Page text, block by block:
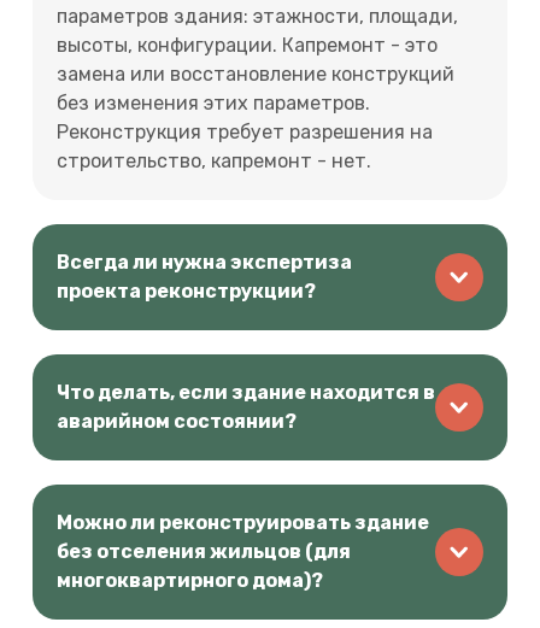
параметров здания: этажности, площади,
высоты, конфигурации. Капремонт - это
замена или восстановление конструкций
без изменения этих параметров.
Реконструкция требует разрешения на
строительство, капремонт - нет.
Всегда ли нужна экспертиза
проекта реконструкции?
Что делать, если здание находится в
аварийном состоянии?
Можно ли реконструировать здание
без отселения жильцов (для
многоквартирного дома)?